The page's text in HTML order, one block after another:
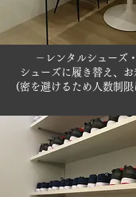
－レンタルシューズ
シューズに履き替え、お
(密を避けるため人数制